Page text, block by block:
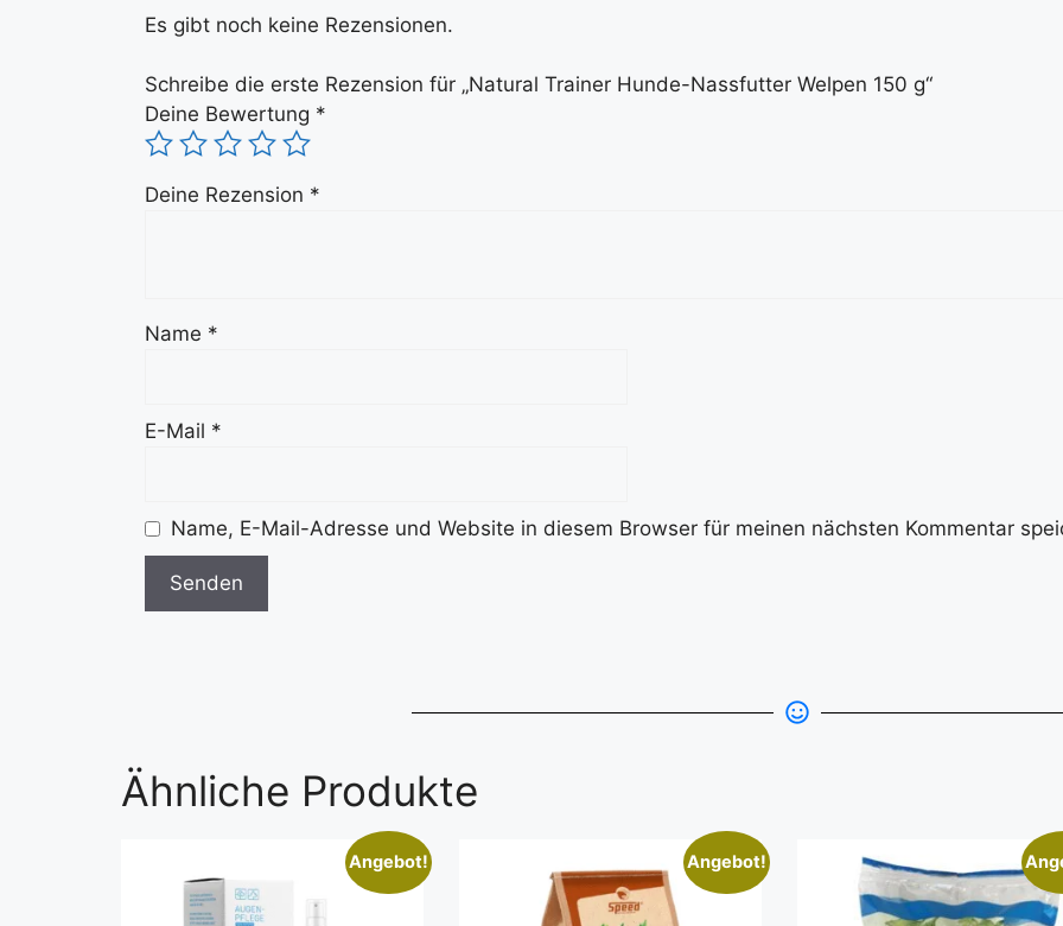
Es gibt noch keine Rezensionen.
Schreibe die erste Rezension für „Natural Trainer Hunde-Nassfutter Welpen 150 g“
Deine Bewertung *
Deine Rezension *
Name *
E-Mail *
Name, E-Mail-Adresse und Website in diesem Browser für meinen nächsten Kommentar
Ähnliche Produkte
Angebot! Angebot!